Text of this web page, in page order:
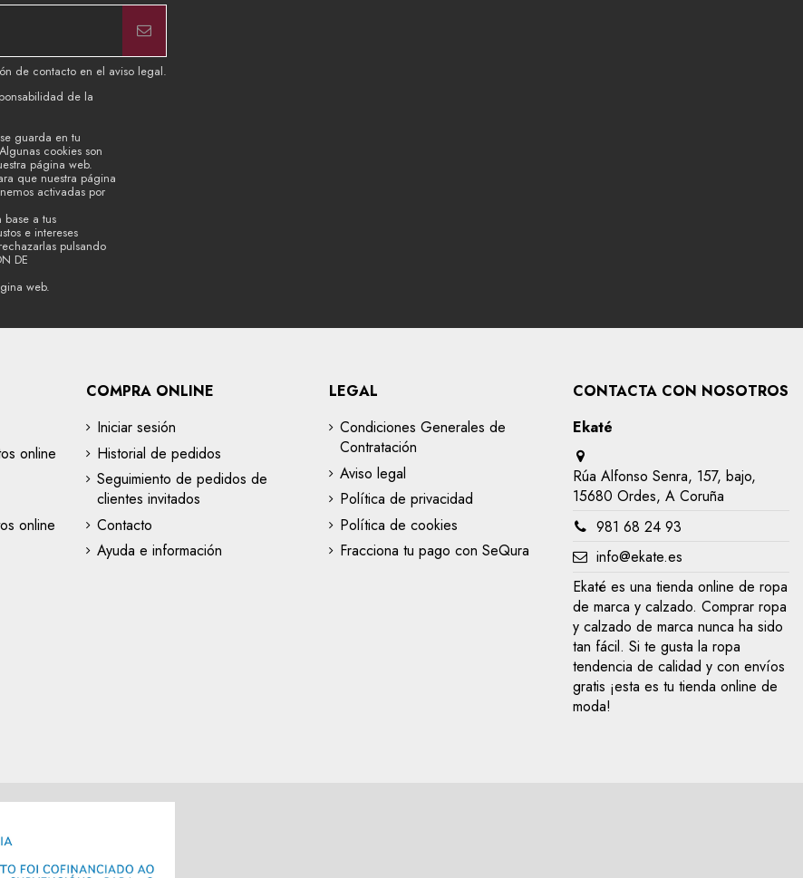
de contacto en el aviso legal.
de la
guarda en tu
cookies son
página web.
que nuestra página
activadas por
base a tus
e intereses
pulsando
DE
web.
online
online
COMPRA ONLINE
Iniciar sesión
Historial de pedidos
Seguimiento de pedidos de
clientes invitados
Contacto
Ayuda e información
LEGAL
Condiciones Generales de
Contratación
Aviso legal
Política de privacidad
Política de cookies
Fracciona tu pago con SeQura
CONTACTA CON NOSOTROS
Ekaté
Rúa Alfonso Senra, 157, bajo,
15680 Ordes, A Coruña
981 68 24 93
info@ekate.es
Ekaté es una tienda online de ropa
de marca y calzado. Comprar ropa
y calzado de marca nunca ha sido
tan fácil. Si te gusta la ropa
tendencia de calidad y con envíos
gratis ¡esta es tu tienda online de
moda!